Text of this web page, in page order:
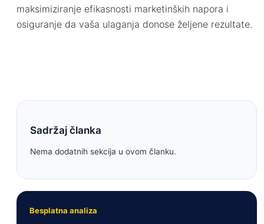
maksimiziranje efikasnosti marketinških napora i
osiguranje da vaša ulaganja donose željene rezultate.
Sadržaj članka
Nema dodatnih sekcija u ovom članku.
Besplatna analiza